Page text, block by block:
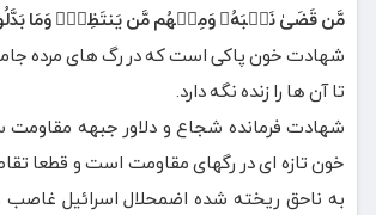
مَّن قَضَیٰ نَحۡبَهُۥ وَمِنۡهُم مَّن یَنتَظِرُۖ وَمَا
شهادت خون پاکی است که در رگ های مرده
تا آن ها را زنده نگه دارد.
شهادت فرمانده شجاع و دلاور جبهه مقاومت
خون تازه ای در رگهای مقاومت است و قطعا
به ناحق ریخته شده اضمحلال اسرائیل غاصب